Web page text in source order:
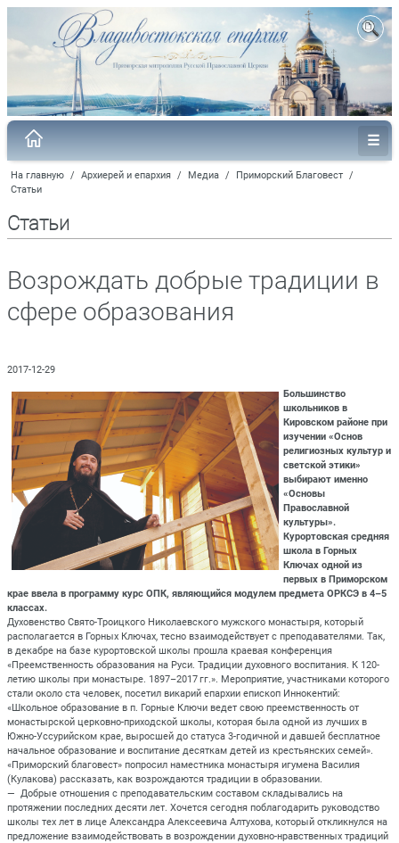
На главную / Архиерей и епархия / Медиа / Приморский Благовест /
Статьи
Статьи
Возрождать добрые традиции в
сфере образования
2017-12-29
Большинство
школьников в
Кировском районе при
изучении «Основ
религиозных культур и
светской этики»
выбирают именно
«Основы
Православной
культуры».
Курортовская средняя
школа в Горных
Ключах одной из
первых в Приморском
крае ввела в программу курс ОПК, являющийся модулем предмета ОРКСЭ в 4–5
классах.
Духовенство Свято-Троицкого Николаевского мужского монастыря, который
располагается в Горных Ключах, тесно взаимодействует с преподавателями. Так,
в декабре на базе курортовской школы прошла краевая конференция
«Преемственность образования на Руси. Традиции духовного воспитания. К 120-
летию школы при монастыре. 1897–2017 гг.». Мероприятие, участниками которого
стали около ста человек, посетил викарий епархии епископ Иннокентий:
«Школьное образование в п. Горные Ключи ведет свою преемственность от
монастырской церковно-приходской школы, которая была одной из лучших в
Южно-Уссурийском крае, выросшей до статуса 3-годичной и давшей бесплатное
начальное образование и воспитание десяткам детей из крестьянских семей».
«Приморский благовест» попросил наместника монастыря игумена Василия
(Кулакова) рассказать, как возрождаются традиции в образовании.
— Добрые отношения с преподавательским составом складывались на
протяжении последних десяти лет. Хочется сегодня поблагодарить руководство
школы тех лет в лице Александра Алексеевича Алтухова, который откликнулся на
предложение взаимодействовать в возрождении духовно-нравственных традиций